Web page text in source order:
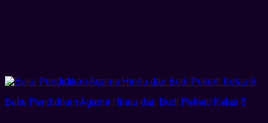
Buku Pendidikan Agama Hindu dan Budi Pekerti Kelas 6